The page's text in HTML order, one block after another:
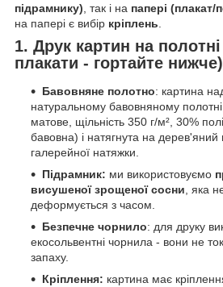
підрамнику) , так і на папері (плакат/
на папері є вибір кріплень
1. Друк картин на
плакати - гортайте нижче)
Бавовняне полотно: картина
натуральному бавовняному полотні
матове, щільність 350 г/м², 30%
бавовна) і натягнута на
галерейної натяжки.
Підрамник: ми використовуємо
висушеної зрощеної сосни, яка
деформується з часом.
Безпечне чорнило: для друку
екосольвентні чорнила - вони не
запаху.
Кріплення: картина має